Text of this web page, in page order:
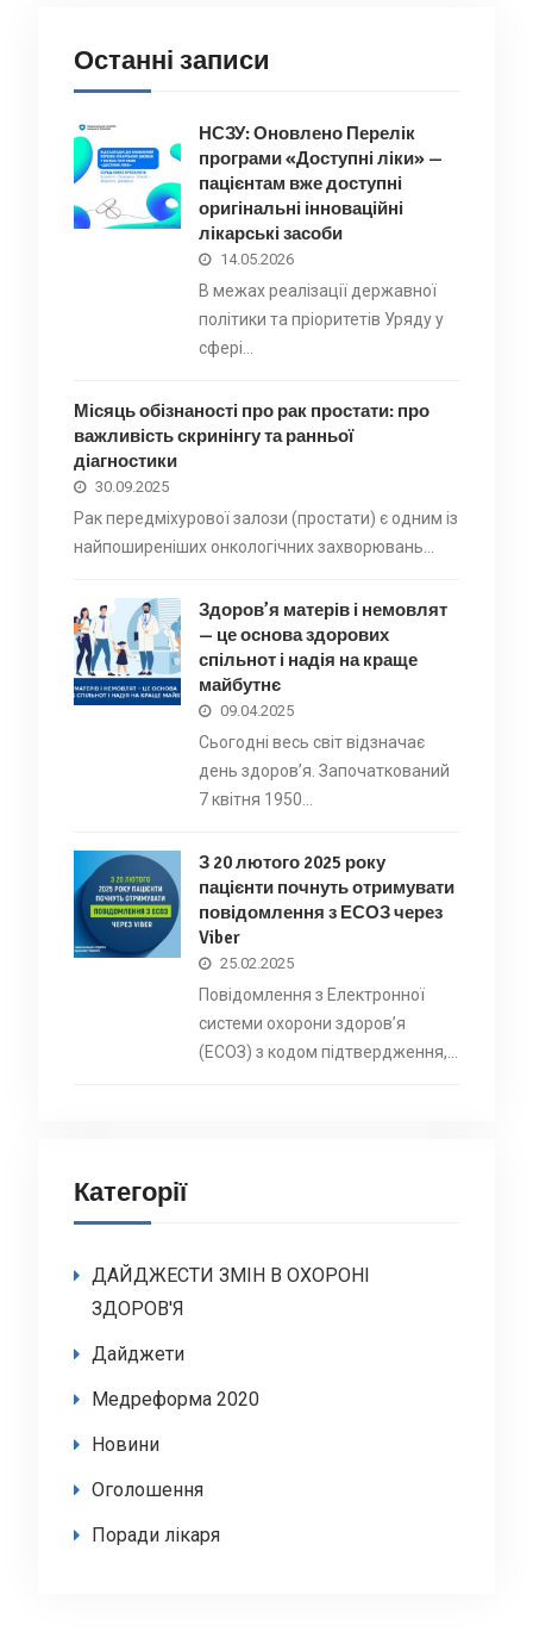
Останні записи
НСЗУ: Оновлено Перелік
програми «Доступні ліки» —
пацієнтам вже доступні
оригінальні інноваційні
лікарські засоби
14.05.2026
В межах реалізації державної
політики та пріоритетів Уряду у
сфері…
Місяць обізнаності про рак простати: про
важливість скринінгу та ранньої
діагностики
30.09.2025
Рак передміхурової залози (простати) є одним із
найпоширеніших онкологічних захворювань…
Здоров’я матерів і немовлят
— це основа здорових
спільнот і надія на краще
майбутнє
09.04.2025
Сьогодні весь світ відзначає
день здоров’я. Започаткований
7 квітня 1950…
З 20 лютого 2025 року
пацієнти почнуть отримувати
повідомлення з ЕСОЗ через
Viber
25.02.2025
Повідомлення з Електронної
системи охорони здоровʼя
(ЕСОЗ) з кодом підтвердження,…
Категорії
ДАЙДЖЕСТИ ЗМІН В ОХОРОНІ
ЗДОРОВ'Я
Дайджети
Медреформа 2020
Новини
Оголошення
Поради лікаря